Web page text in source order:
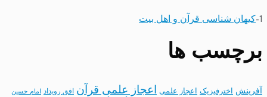
1- کیهان شناسی قرآن و اهل بیت
برچسب ها
آفرینش اخترفیزیک اعجاز علمی اعجاز علمی قرآن افق رویداد امام حسین